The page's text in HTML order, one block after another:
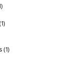
(1)
(1)